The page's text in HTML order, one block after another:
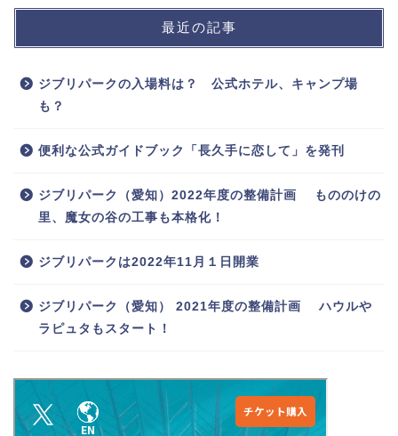
最近の記事
ジブリパークの入場料は？ 公式ホテル、キャンプ場
も？
便利な公式ガイドブック「長久手に恋して」を発刊
ジブリパーク（愛知）2022年度の整備計画 もののけの
里、魔女の谷の工事も本格化！
ジブリパークは2022年11月１日開業
ジブリパーク（愛知） 2021年度の整備計画 ハウルや
ラピュタもスタート！
ホーム